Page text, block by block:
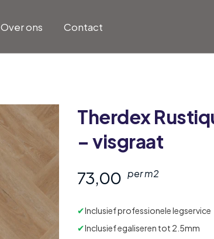
Over ons Contact
Therdex
– visgraat
73,00 per m2
✔Inclusief professionele legservice
✔Inclusief egaliseren tot 2.5mm